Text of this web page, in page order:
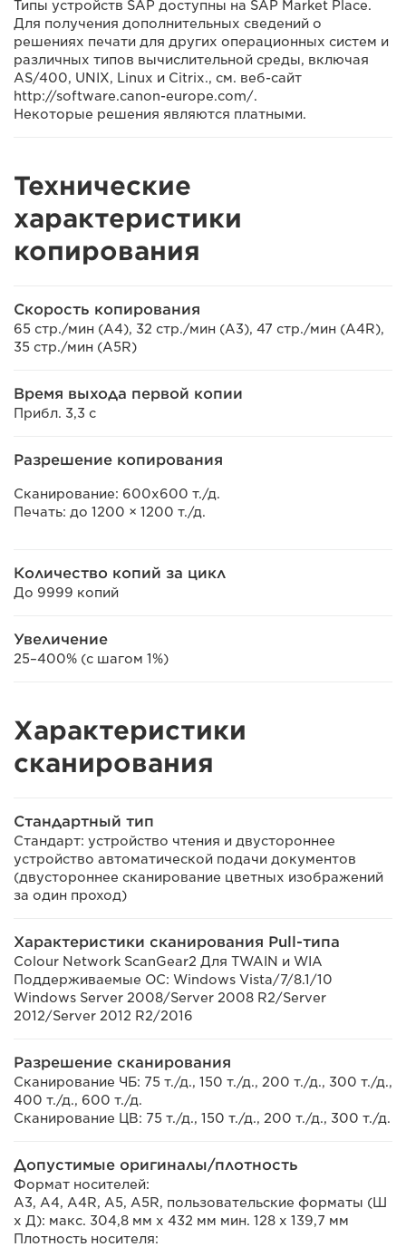
Типы устройств SAP доступны на SAP Market Place.
Для получения дополнительных сведений о
решениях печати для других операционных систем и
различных типов вычислительной среды, включая
AS/400, UNIX, Linux и Citrix., см. веб-сайт
http://software.canon-europe.com/.
Некоторые решения являются платными.
Технические
характеристики
копирования
Скорость копирования
65 стр./мин (A4), 32 стр./мин (A3), 47 стр./мин (A4R),
35 стр./мин (A5R)
Время выхода первой копии
Прибл. 3,3 с
Разрешение копирования
Сканирование: 600x600 т./д.
Печать: до 1200 × 1200 т./д.
Количество копий за цикл
До 9999 копий
Увеличение
25–400% (с шагом 1%)
Характеристики
сканирования
Стандартный тип
Стандарт: устройство чтения и двустороннее
устройство автоматической подачи документов
(двустороннее сканирование цветных изображений
за один проход)
Характеристики сканирования Pull-типа
Colour Network ScanGear2 Для TWAIN и WIA
Поддерживаемые ОС: Windows Vista/7/8.1/10
Windows Server 2008/Server 2008 R2/Server
2012/Server 2012 R2/2016
Разрешение сканирования
Сканирование ЧБ: 75 т./д., 150 т./д., 200 т./д., 300 т./д.,
400 т./д., 600 т./д.
Сканирование ЦВ: 75 т./д., 150 т./д., 200 т./д., 300 т./д.
Допустимые оригиналы/плотность
Формат носителей:
A3, A4, A4R, A5, A5R, пользовательские форматы (Ш
x Д): макс. 304,8 мм x 432 мм мин. 128 х 139,7 мм
Плотность носителя: